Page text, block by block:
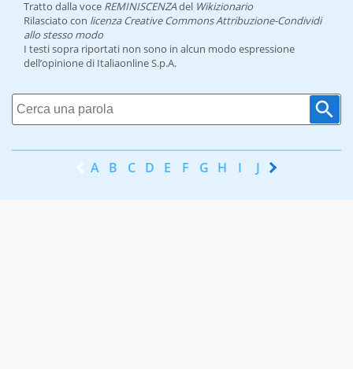
Tratto dalla voce REMINISCENZAdel Wikizionario
Rilasciato con licenza Creative Commons Attribuzione-Condividi
allo stesso modo
I testi sopra riportati non sono in alcun modo espressione
dell’opinione di Italiaonline S.p.A.
A B C D E F G H I J K